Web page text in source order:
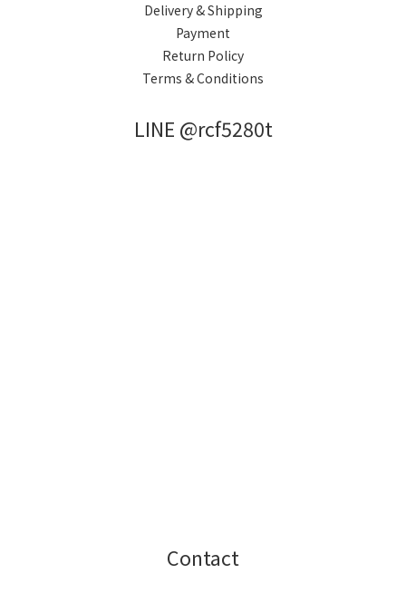
Delivery & Shipping
Payment
Return Policy
Terms & Conditions
LINE @rcf5280t
Contact